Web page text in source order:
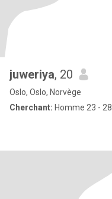
juweriya, 20
Oslo, Oslo, Norvège
Cherchant: Homme 23 - 28